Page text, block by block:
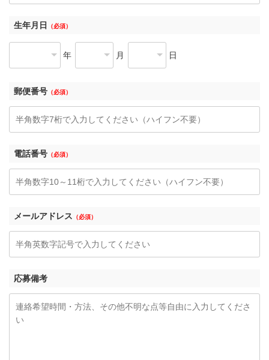
生年月日 （必須）
年 月 日
郵便番号 （必須）
電話番号 （必須）
メールアドレス （必須）
応募備考